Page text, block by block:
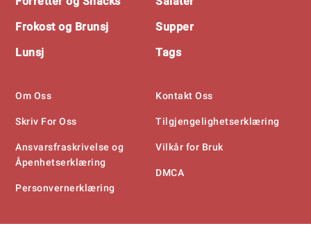
Frokost og Brunsj
Lunsj
Supper
Tags
Om Oss
Skriv For Oss
Ansvarsfraskrivelse og
Åpenhetserklæring
Personvernerklæring
Kontakt Oss
Tilgjengelighetserklæring
Vilkår for Bruk
DMCA